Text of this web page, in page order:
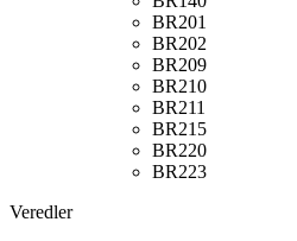
BR201
BR202
BR209
BR210
BR211
BR215
BR220
BR223
Veredler